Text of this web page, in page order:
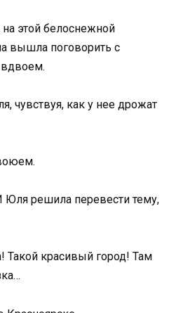
этой белоснежной
вышла поговорить с
вдвоем.
чувствуя, как у нее дрожат
Юля решила перевести тему,
Такой красивый город! Там